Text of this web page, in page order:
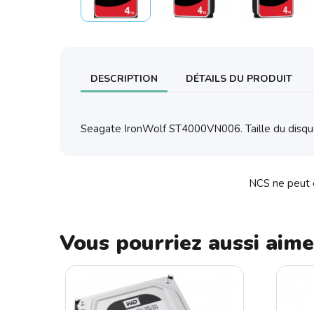
DESCRIPTION DÉTAILS DU PRODUIT
Seagate IronWolf ST4000VN006. Taille du
NCS ne
Vous pourriez aussi